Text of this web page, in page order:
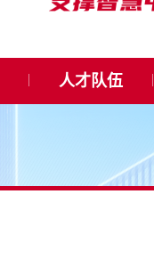
人才队伍